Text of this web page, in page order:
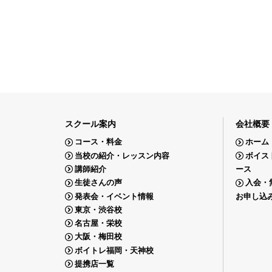
スクール案内
コース・料金
当校の紹介・レッスン内容
講師紹介
生徒さんの声
発表会・イベント情報
東京・渋谷校
名古屋・栄校
大阪・梅田校
ボイトレ福岡・天神校
提携店一覧
会社概要
ホーム
ボイス
ース
入会・
お申し込